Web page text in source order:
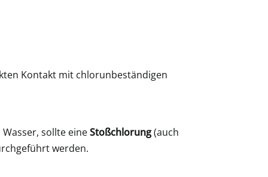
Kontakt mit chlorunbeständigen
sollte eineStoßchlorung(auch
werden.